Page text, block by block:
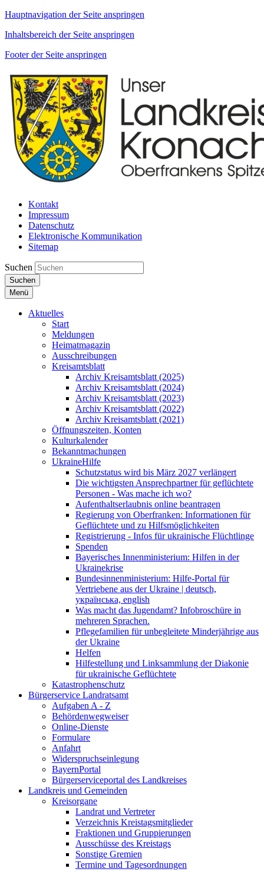
Hauptnavigation der Seite anspringen
Inhaltsbereich der Seite anspringen
Footer der Seite anspringen
Kontakt
Impressum
Datenschutz
Elektronische Kommunikation
Sitemap
Suchen
Suchen
Menü
Aktuelles
Start
Meldungen
Heimatmagazin
Ausschreibungen
Kreisamtsblatt
Archiv Kreisamtsblatt (2025)
Archiv Kreisamtsblatt (2024)
Archiv Kreisamtsblatt (2023)
Archiv Kreisamtsblatt (2022)
Archiv Kreisamtsblatt (2021)
Öffnungszeiten, Konten
Kulturkalender
Bekanntmachungen
UkraineHilfe
Schutzstatus wird bis März 2027 verlängert
Die wichtigsten Ansprechpartner für geflüchtete
Personen - Was mache ich wo?
Aufenthaltserlaubnis online beantragen
Regierung von Oberfranken: Informationen für
Geflüchtete und zu Hilfsmöglichkeiten
Registrierung - Infos für ukrainische Flüchtlinge
Spenden
Bayerisches Innenministerium: Hilfen in der
Ukrainekrise
Bundesinnenministerium: Hilfe-Portal für
Vertriebene aus der Ukraine | deutsch,
українська, english
Was macht das Jugendamt? Infobroschüre in
mehreren Sprachen.
Pflegefamilien für unbegleitete Minderjährige aus
der Ukraine
Helfen
Hilfestellung und Linksammlung der Diakonie
für ukrainische Geflüchtete
Katastrophenschutz
Bürgerservice Landratsamt
Aufgaben A - Z
Behördenwegweiser
Online-Dienste
Formulare
Anfahrt
Widerspruchseinlegung
BayernPortal
Bürgerserviceportal des Landkreises
Landkreis und Gemeinden
Kreisorgane
Landrat und Vertreter
Verzeichnis Kreistagsmitglieder
Fraktionen und Gruppierungen
Ausschüsse des Kreistags
Sonstige Gremien
Termine und Tagesordnungen